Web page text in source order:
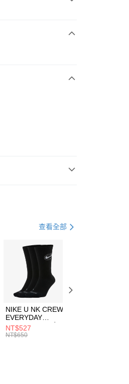
轉至「AFTEE先享後
完成結帳。
連結，可透過四大超商
交易完成。
您需要取消訂單，請聯
為有效，需透過AFTEE
查看全部
NIKE U NK CREW
EVERYDAY
BBALL 3PR 男女
長統襪
NT$527
NT$650